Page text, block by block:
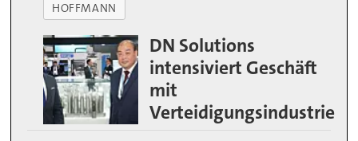
HOFFMANN
DN Solutions
intensiviert Geschäft
mit
Verteidigungsindustrie